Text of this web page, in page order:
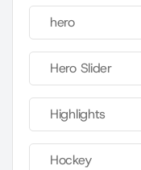
hero
Hero Slider
Highlights
Hockey